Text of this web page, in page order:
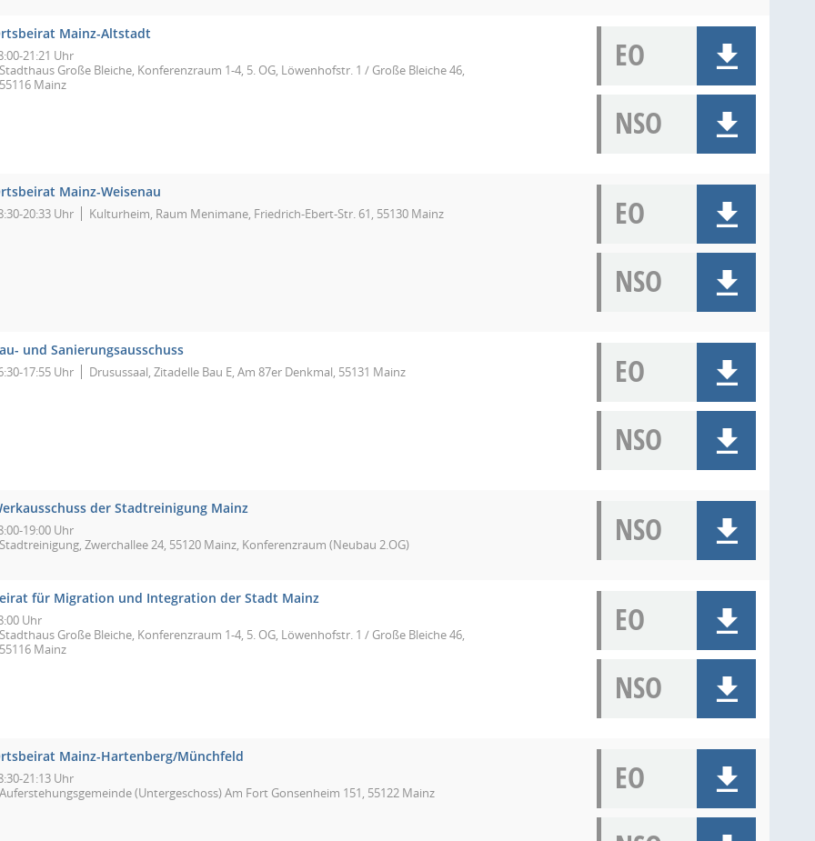
Mainz-Altstadt
21:21 Uhr
Stadthaus Große Bleiche, Konferenzraum 1-4, 5. OG, Löwenhofstr. 1 / Große Bleiche 46,
55116 Mainz
EO
NSO
Mainz-Weisenau
20:33 Uhr Kulturheim, Raum Menimane, Friedrich-Ebert-Str. 61, 55130 Mainz
EO
NSO
und Sanierungsausschuss
17:55 Uhr Drusussaal, Zitadelle Bau E, Am 87er Denkmal, 55131 Mainz
EO
NSO
der Stadtreinigung Mainz
19:00 Uhr
Stadtreinigung, Zwerchallee 24, 55120 Mainz, Konferenzraum (Neubau 2.OG)
NSO
für Migration und Integration der Stadt Mainz
Uhr
Stadthaus Große Bleiche, Konferenzraum 1-4, 5. OG, Löwenhofstr. 1 / Große Bleiche 46,
55116 Mainz
EO
NSO
Mainz-Hartenberg/Münchfeld
21:13 Uhr
Auferstehungsgemeinde (Untergeschoss) Am Fort Gonsenheim 151, 55122 Mainz
EO